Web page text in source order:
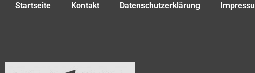
Startseite Kontakt Datenschutzerklärung